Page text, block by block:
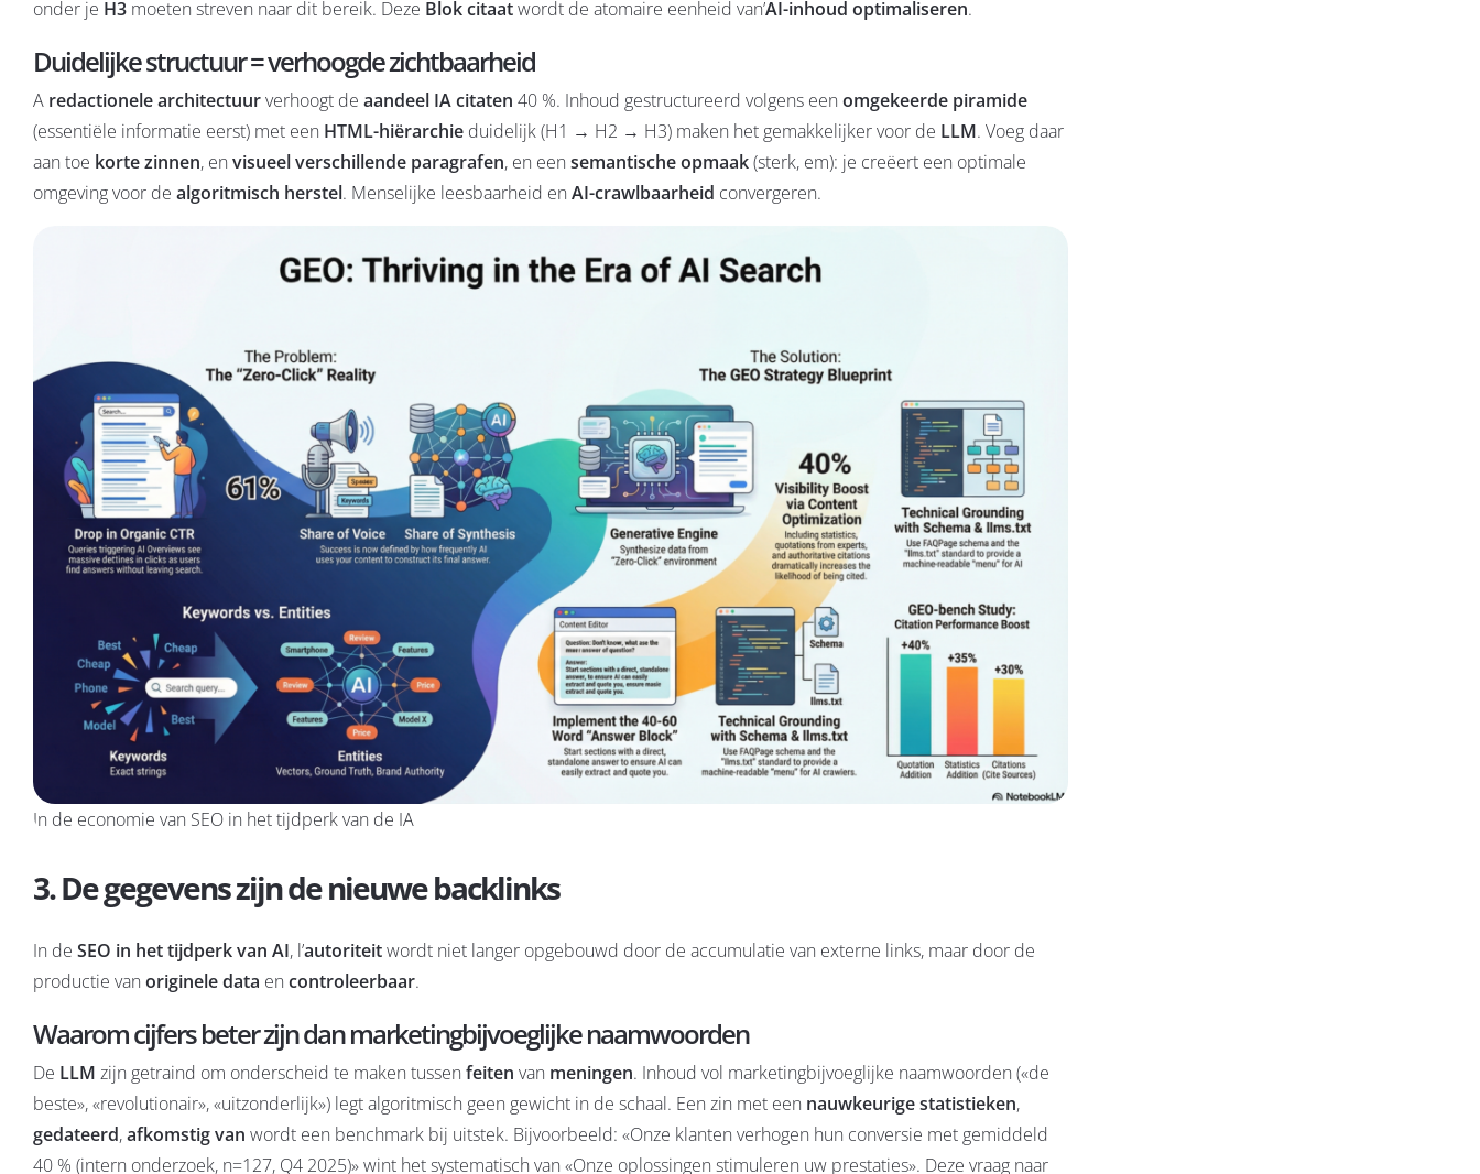
onder je H3 moeten streven naar dit bereik. Deze Blok citaatwordt de atomaire eenheid van’AI-inhoud optimaliseren.
Duidelijke structuur = verhoogde zichtbaarheid
A redactionele architectuurverhoogt de aandeel IA citaten 40 %. Inhoud gestructureerd volgens eenomgekeerde piramide
(essentiële informatie eerst) met een HTML-hiërarchie duidelijk (H1 → H2 → H3) maken het gemakkelijker voor de LLM. Voeg daar
aan toe korte zinnen, envisueel verschillende paragrafen, en eensemantische opmaak(sterk, em): je creëert een optimale
omgeving voor de algoritmisch herstel. Menselijke leesbaarheid enAI-crawlbaarheid convergeren.
In de economie van SEO in het tijdperk van de IA
3. De gegevens zijn de nieuwe backlinks
In de SEO in het tijdperk van AI, l’autoriteitwordt niet langer opgebouwd door de accumulatie van externe links, maar door de
productie vanoriginele data encontroleerbaar.
Waarom cijfers beter zijn dan marketingbijvoeglijke naamwoorden
De LLM zijn getraind om onderscheid te maken tussenfeiten van meningen. Inhoud vol marketingbijvoeglijke naamwoorden («de
beste», «revolutionair», «uitzonderlijk») legt algoritmisch geen gewicht in de schaal. Een zin met een nauwkeurige statistieken,
gedateerd,afkomstig van wordt een benchmark bij uitstek. Bijvoorbeeld: «Onze klanten verhogen hun conversie met gemiddeld
40 % (intern onderzoek, n=127, Q4 2025)» wint het systematisch van «Onze oplossingen stimuleren uw prestaties». Deze vraag naar